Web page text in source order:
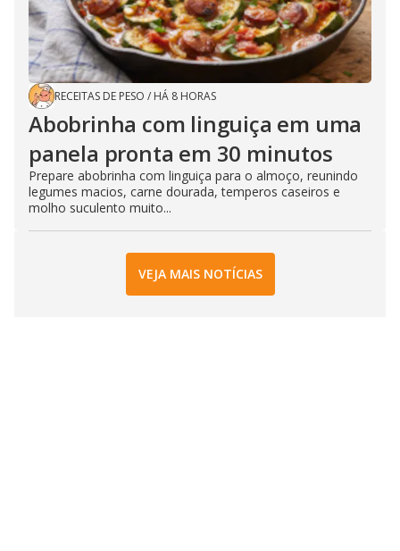
RECEITAS DE PESO / HÁ 8 HORAS
Abobrinha com linguiça em uma
panela pronta em 30 minutos
Prepare abobrinha com linguiça para o almoço, reunindo
legumes macios, carne dourada, temperos caseiros e
molho suculento muito...
VEJA MAIS NOTÍCIAS